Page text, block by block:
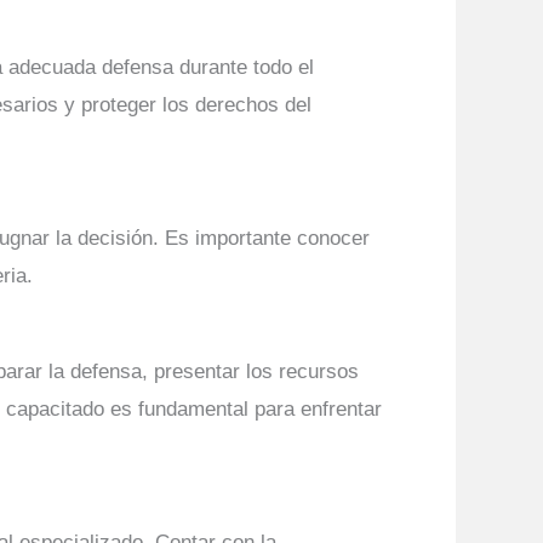
defensa durante todo el
y proteger los derechos del
la decisión. Es importante conocer
la defensa, presentar los recursos
es fundamental para enfrentar